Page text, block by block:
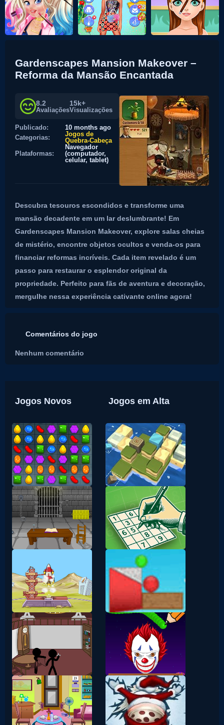
Gardenscapes Mansion Makeover –
Reforma da Mansão Encantada
8.2
Avaliações
15k+
Visualizações
Publicado:
10 months ago
Categorias:
Jogos de
Quebra-Cabeça
Plataformas:
Navegador
(computador,
celular, tablet)
Descubra tesouros escondidos e transforme uma
mansão decadente em um lar deslumbrante! Em
Gardenscapes Mansion Makeover, explore salas cheias
de mistério, encontre objetos ocultos e venda-os para
financiar reformas incríveis. Cada item revelado é um
passo para restaurar o esplendor original da
propriedade. Perfeito para fãs de aventura e decoração,
mergulhe nessa experiência cativante online agora!
Comentários do jogo
Nenhum comentário
Jogos Novos Jogos em Alta